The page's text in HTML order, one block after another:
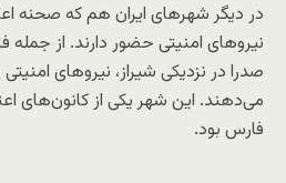
در دیگر شهرهای ایران هم که صحنه
نیروهای امنیتی حضور دارند. از
صدرا در نزدیکی شیراز، نیروهای
فارس بود.